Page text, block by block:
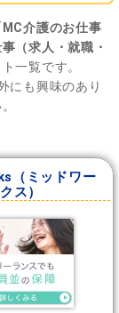
MC介護のお仕事
（求人・就職・
一覧です。
にも興味のあり
（ミッドワー
クス）